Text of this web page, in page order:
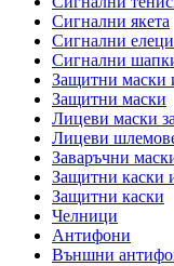
Сигнални якета
Сигнални елеци
Сигнални
Защитни маски
Защитни маски
Лицеви маски
Лицеви
Заваръчни
Защитни каски
Защитни каски
Челници
Антифони
Външни